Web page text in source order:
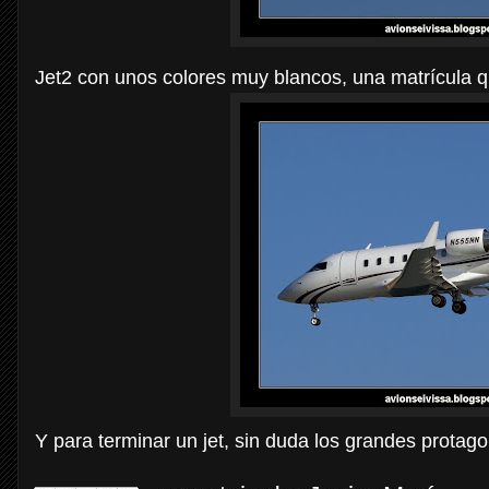
Jet2 con unos colores muy blancos, una matrícula
Y para terminar un jet, sin duda los grandes